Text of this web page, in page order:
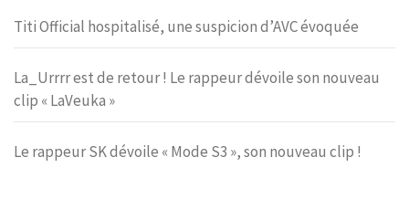
Titi Official hospitalisé, une suspicion d’AVC évoquée
La_Urrrr est de retour ! Le rappeur dévoile son nouveau
clip « LaVeuka »
Le rappeur SK dévoile « Mode S3 », son nouveau clip !